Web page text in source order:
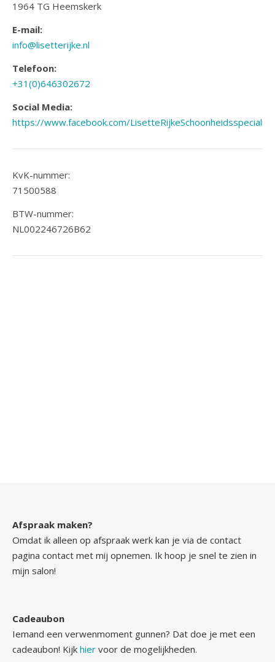
1964 TG Heemskerk
E-mail:
info@lisetterijke.nl
Telefoon:
+31(0)646302672
Social Media:
https://www.facebook.com/
KvK-nummer:
71500588
BTW-nummer:
NL002246726B62
Afspraak maken?
Omdat ik alleen op afspraak werk kan je via de contact
pagina contact met mij opnemen. Ik hoop je snel te zien in
mijn salon!
Cadeaubon
Iemand een verwenmoment gunnen? Dat doe je met een
cadeaubon! Kijk hier voor de mogelijkheden.